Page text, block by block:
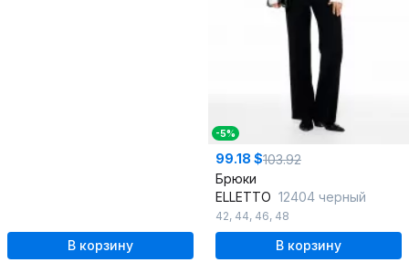
В корзину
-5%
99.18 $103.92
Брюки
ELLETTO 12404 черный
42, 44, 46, 48
В корзину